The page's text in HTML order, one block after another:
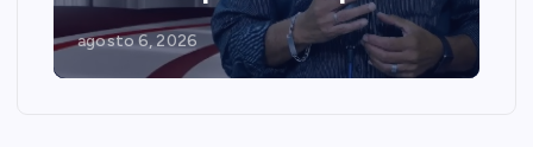
agosto 6, 2026